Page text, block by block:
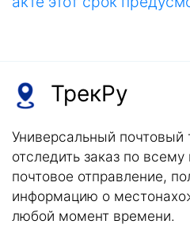
ТрекРу
Универсальный почтовый
отследить заказ по
почтовое отправление,
информацию о
любой момент времени.